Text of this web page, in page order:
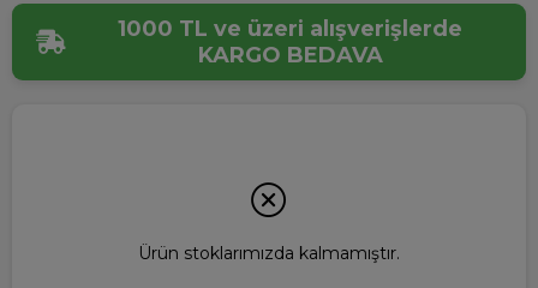
1000 TL ve üzeri alışverişlerde
KARGO BEDAVA
Ürün stoklarımızda kalmamıştır.